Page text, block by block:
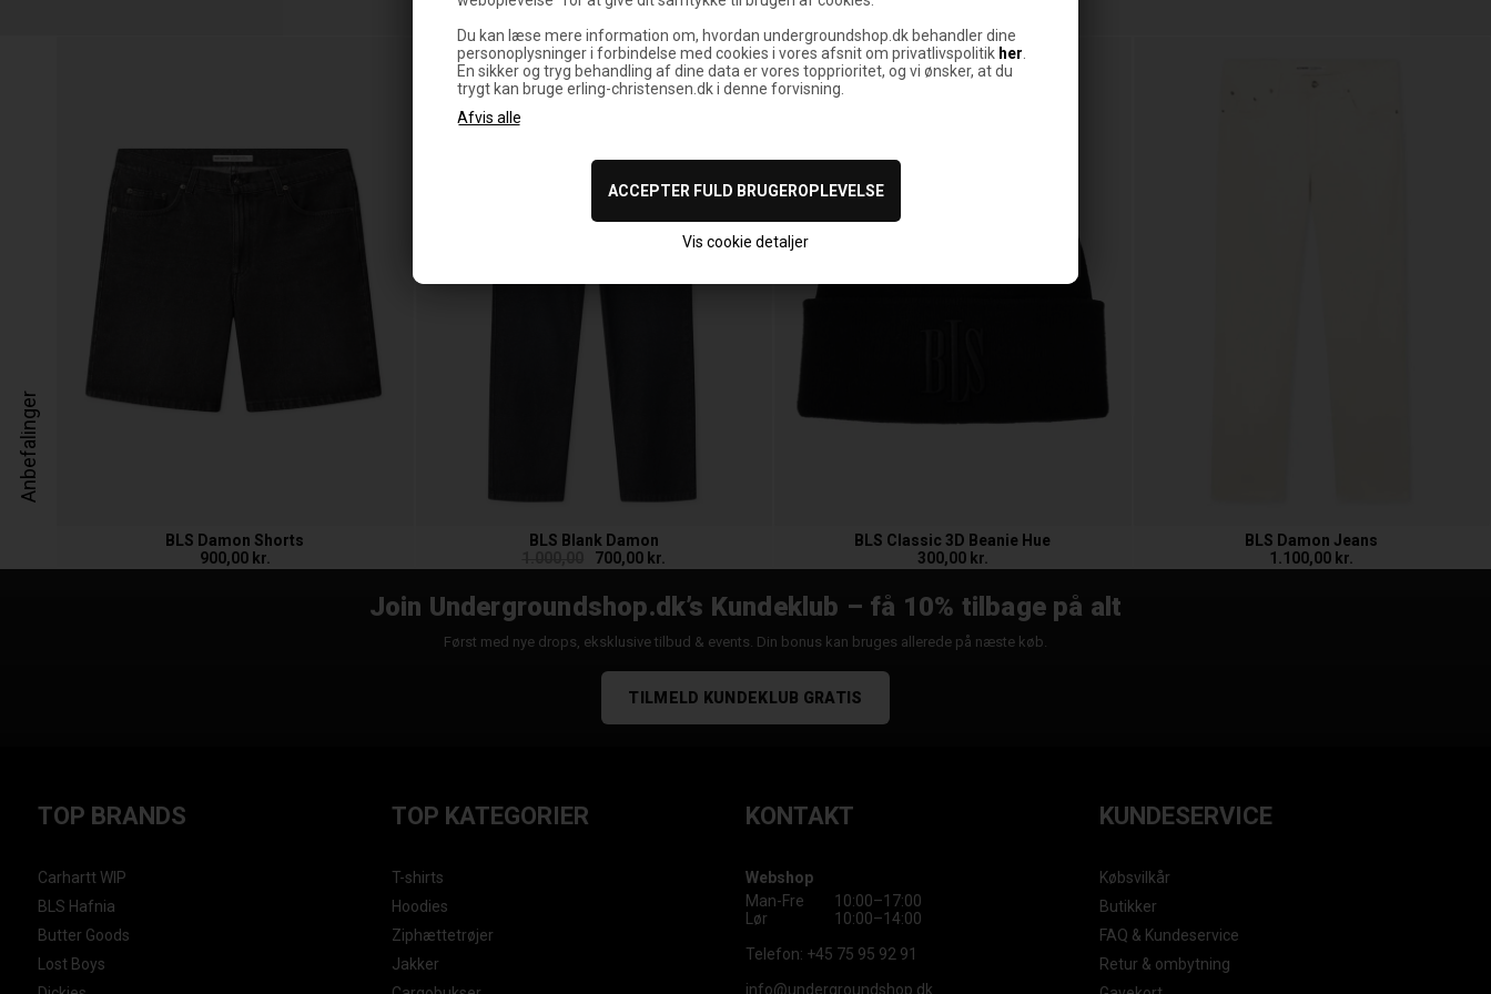
Du kan læse mere information om, hvordan undergroundshop.dk behandler dine
personoplysninger i forbindelse med cookies i vores afsnit om privatlivspolitik her
En sikker og tryg behandling af dine data er vores topprioritet, og vi ønsker, at du
trygt kan bruge erling-christensen.dk i denne forvisning.
Vis cookie detaljer
Anbefalinger
BLS Damon Shorts
900,00 kr.
SPAR 30%
BLS Blank Damon
700,00 kr.
BLS Classic 3D Beanie Hue
300,00 kr.
BLS Damon Jeans
1.100,00 kr.
Join Undergroundshop.dk’s Kundeklub – få 10% tilbage på alt
Først med nye drops, eksklusive tilbud & events. Din bonus kan bruges allerede på næste køb.
TILMELD KUNDEKLUB GRATIS
TOP BRANDS
Carhartt WIP
BLS Hafnia
Butter Goods
Lost Boys
TOP KATEGORIER
T-shirts
Hoodies
Ziphættetrøjer
Jakker
KONTAKT
Webshop
Man-Fre
10:00–17:00
Lør
10:00–14:00
Telefon: +45 75 95 92 91
info@undergroundshop.dk
KUNDESERVICE
Købsvilkår
Butikker
FAQ & Kundeservice
Retur & ombytning